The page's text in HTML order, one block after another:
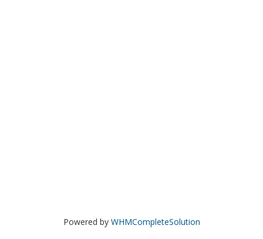
Powered by WHMCompleteSolution